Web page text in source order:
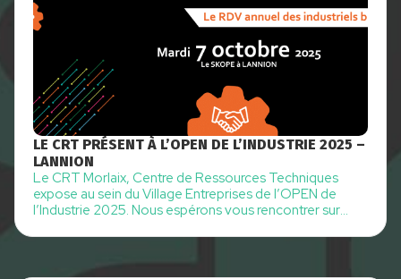
LE CRT PRÉSENT À L’OPEN DE L’INDUSTRIE 2025 –
LANNION
Le CRT Morlaix, Centre de Ressources Techniques
expose au sein du Village Entreprises de l’OPEN de
l’Industrie 2025. Nous espérons vous rencontrer sur
besoins et vous proposer notre accompagnement dans